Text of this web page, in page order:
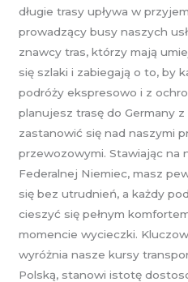
długie trasy upływa w
prowadzący busy naszych
znawcy tras, którzy mają
się szlaki i zabiegają o to, by
podróży ekspresowo i z
planujesz trasę do Germany
zastanowić się nad naszymi
przewozowymi. Stawiając na
Federalnej Niemiec, masz
się bez utrudnień, a każdy
cieszyć się pełnym
momencie wycieczki.
wyróżnia nasze kursy
Polską, stanowi istotę